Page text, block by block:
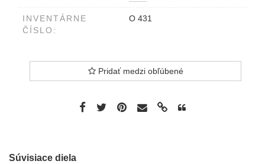
INVENTÁRNE
ČÍSLO:
O 431
Pridať medzi obľúbené
Súvisiace diela